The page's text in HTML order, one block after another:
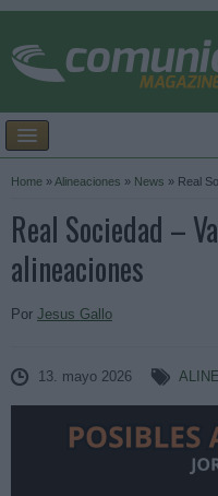
Home »Alineaciones » News » Real
Real Sociedad –
alineaciones
Por Jesus Gallo
13. mayo 2026